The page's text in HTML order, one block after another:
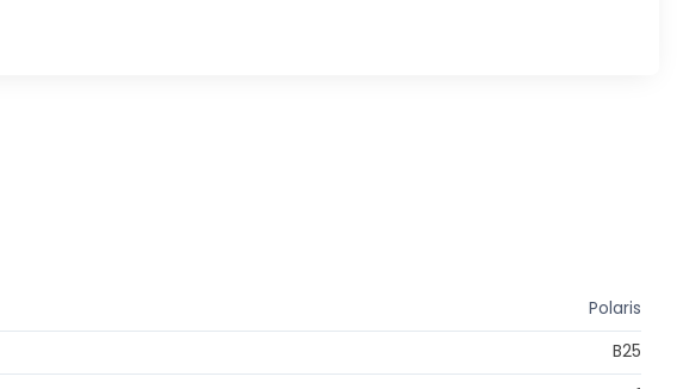
Polaris
B25